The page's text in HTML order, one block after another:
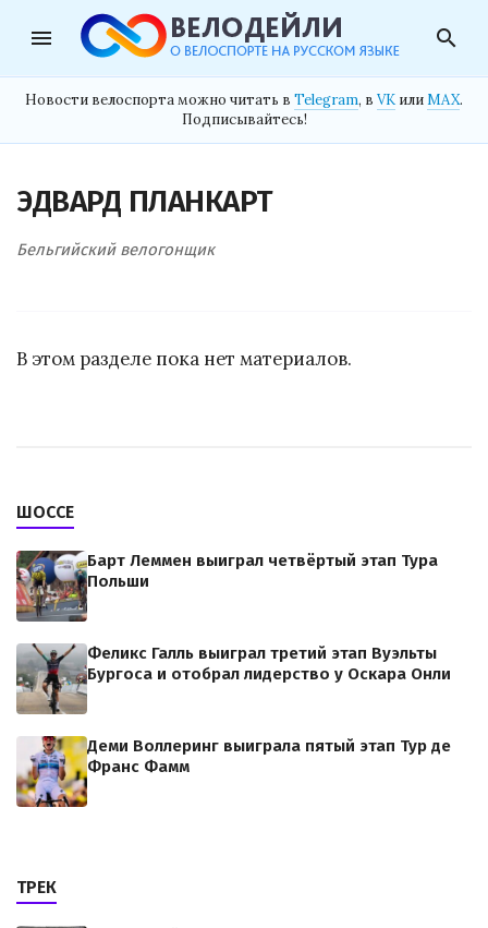
menu search
Новости велоспорта можно читать в Telegram, в VK илиMAX.
Подписывайтесь!
ЭДВАРД ПЛАНКАРТ
Бельгийский велогонщик
В этом разделе пока нет материалов.
ШОССЕ
Барт Леммен выиграл четвёртый этап Тура
Польши
Феликс Галль выиграл третий этап Вуэльты
Бургоса и отобрал лидерство у Оскара Онли
Деми Воллеринг выиграла пятый этап Тур де
Франс Фамм
ТРЕК